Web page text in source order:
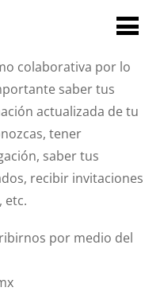
colaborativa por lo
saber tus
actualizada de tu
tener
saber tus
recibir invitaciones
etc.
por medio del